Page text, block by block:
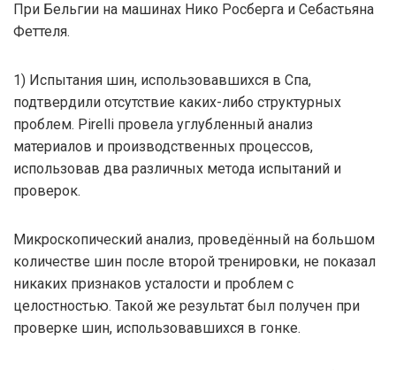
При Бельгии на машинах Нико Росберга и Себастьяна
Феттеля.
1) Испытания шин, использовавшихся в Спа,
подтвердили отсутствие каких-либо структурных
проблем. Pirelli провела углубленный анализ
материалов и производственных процессов,
использовав два различных метода испытаний и
проверок.
Микроскопический анализ, проведённый на большом
количестве шин после второй тренировки, не показал
никаких признаков усталости и проблем с
целостностью. Такой же результат был получен при
проверке шин, использовавшихся в гонке.